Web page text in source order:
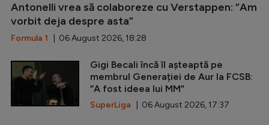
Antonelli vrea să colaboreze cu Verstappen: ”Am
vorbit deja despre asta”
Formula 1 | 06 August 2026, 18:28
Gigi Becali încă îl așteaptă pe
membrul Generației de Aur la FCSB:
”A fost ideea lui MM”
SuperLiga | 06 August 2026, 17:37